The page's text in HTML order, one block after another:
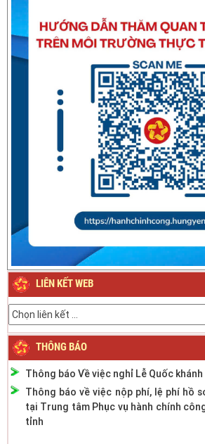
LIÊN KẾT WEB
THÔNG BÁO
Thông báo về việc nghỉ Tết Nguyên
2024
Thông báo Lịch nghỉ Lễ Quốc khánh
Thông báo phân cấp công tác đăng
thông cơ giới đường bộ
Thông báo thời gian làm việc mùa hè
Thông báo Về việc nghỉ Lễ Quốc khánh
Thông báo về việc nộp phí, lệ phí hồ
tại Trung tâm Phục vụ hành chính
tỉnh